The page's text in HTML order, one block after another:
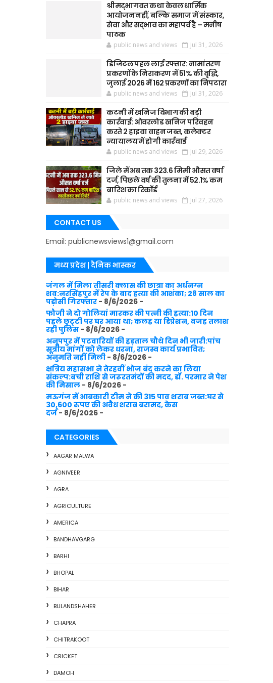
श्रीमद्भागवत कथा केवल धार्मिक
आयोजन नहीं, बल्कि समाज में संस्कार,
सेवा और सद्भाव का महापर्व है – मनीष
पाठक
public news and views Jul 31, 2026
डिजिटल पहल लाई रफ्तार: नामांतरण
प्रकरणों के निराकरण में 51% की वृद्धि,
जुलाई 2026 में 162 प्रकरणों का निपटारा
public news and views Jul 31, 2026
कटनी में खनिज विभाग की बड़ी
कार्रवाई: ओवरलोड खनिज परिवहन
करते 2 हाइवा वाहन जब्त, कलेक्टर
न्यायालय में होगी कार्रवाई
public news and views Jul 29, 2026
जिले में अब तक 323.6 मिमी औसत वर्षा
दर्ज, पिछले वर्ष की तुलना में 52.1% कम
बारिश का रिकॉर्ड
public news and views Jul 27, 2026
CONTACT US
Email: publicnewsviews1@gmail.com
मध्य प्रदेश | दैनिक भास्कर
जंगल में मिला तीसरी क्लास की छात्रा का अर्धनग्न
शव:नरसिंहपुर में रेप के बाद हत्या की आशंका; 28 साल का
पड़ोसी गिरफ्तार - 8/6/2026 -
फौजी ने दो गोलियां मारकर की पत्नी की हत्या:10 दिन
पहले छुट्‌टी पर घर आया था; कलह या डिप्रेशन, वजह तलाश
रही पुलिस - 8/6/2026 -
अनूपपुर में पटवारियों की हड़ताल चौथे दिन भी जारी:पांच
सूत्रीय मांगों को लेकर धरना, राजस्व कार्य प्रभावित;
अनुमति नहीं मिली - 8/6/2026 -
क्षत्रिय महासभा ने तेरहवीं भोज बंद करने का लिया
संकल्प:बची राशि से जरूरतमंदों की मदद, डॉ. परमार ने पेश
की मिसाल - 8/6/2026 -
मऊगंज में आबकारी टीम ने की 315 पाव शराब जब्त:घर से
30,600 रुपए की अवैध शराब बरामद, केस
दर्ज- 8/6/2026 -
CATEGORIES
AAGAR MALWA
AGNIVEER
AGRA
AGRICULTURE
AMERICA
BANDHAVGARG
BARHI
BHOPAL
BIHAR
BULANDSHAHER
CHAPRA
CHITRAKOOT
CRICKET
DAMOH